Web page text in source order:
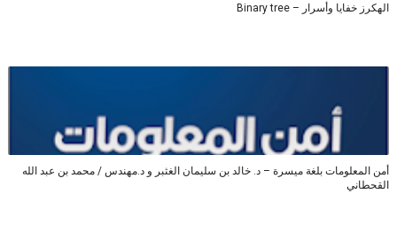
الهكرز خفايا وأسرار – Binary tree
أمن المعلومات بلغة ميسرة – د. خالد بن سليمان الغثبر و د.مهندس / محمد بن عبد الله
القحطاني